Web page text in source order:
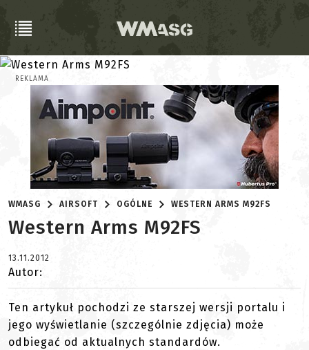
REKLAMA
WMASG AIRSOFT OGÓLNE WESTERN ARMS M92FS
Western Arms M92FS
13.11.2012
Autor:
Ten artykuł pochodzi ze starszej wersji portalu i
jego wyświetlanie (szczególnie zdjęcia) może
odbiegać od aktualnych standardów.